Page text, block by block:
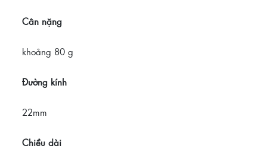
Cân nặng
khoảng 80 g
Đường kính
22mm
Chiều dài